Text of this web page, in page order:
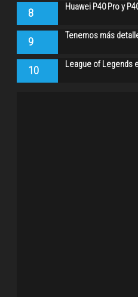
8 Huawei P40 Pro y
9 Tenemos más
10 League of Legends